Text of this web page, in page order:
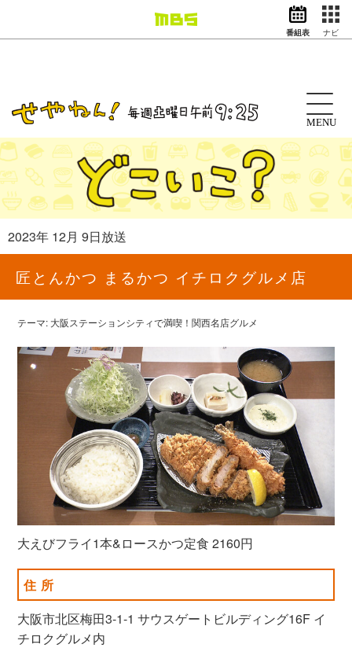
ドラマ
アニメ
動画イズム ニュース
天気・防災 イベント
映画
グッズ
番組表 ナビ
MENU
2023年 12月 9日放送
匠とんかつ まるかつ イチロクグルメ店
テーマ: 大阪ステーションシティで満喫！関西名店グルメ
大えびフライ1本&ロースかつ定食 2160円
住所
大阪市北区梅田3-1-1 サウスゲートビルディング16F イ
チロクグルメ内